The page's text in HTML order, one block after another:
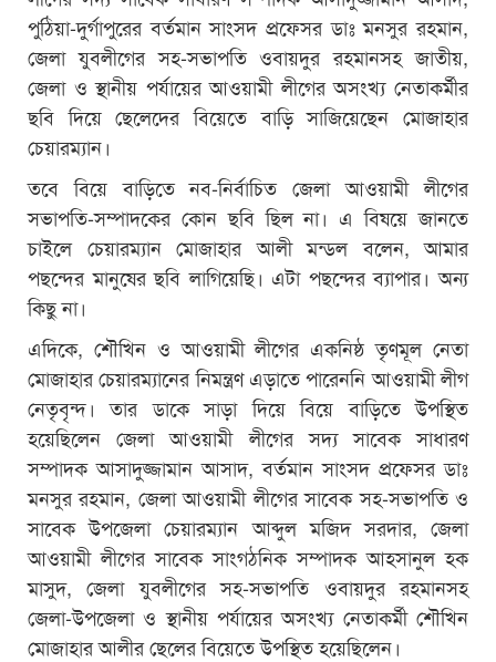
পুঠিয়া-দুর্গাপুরের বর্তমান সাংসদ প্রফেসর ডাঃ মনসুর রহমান,
জেলা যুবলীগের সহ-সভাপতি ওবায়দুর রহমানসহ জাতীয়,
জেলা ও স্থানীয় পর্যায়ের আওয়ামী লীগের অসংখ্য নেতাকর্মীর
ছবি দিয়ে ছেলেদের বিয়েতে বাড়ি সাজিয়েছেন মোজাহার
চেয়ারম্যান।
তবে বিয়ে বাড়িতে নব-নির্বাচিত জেলা আওয়ামী লীগের
সভাপতি-সম্পাদকের কোন ছবি ছিল না। এ বিষয়ে জানতে
চাইলে চেয়ারম্যান মোজাহার আলী মন্ডল বলেন, আমার
পছন্দের মানুষের ছবি লাগিয়েছি। এটা পছন্দের ব্যাপার। অন্য
কিছু না।
এদিকে, শৌখিন ও আওয়ামী লীগের একনিষ্ঠ তৃণমূল নেতা
মোজাহার চেয়ারম্যানের নিমন্ত্রণ এড়াতে পারেননি আওয়ামী লীগ
নেতৃবৃন্দ। তার ডাকে সাড়া দিয়ে বিয়ে বাড়িতে উপস্থিত
হয়েছিলেন জেলা আওয়ামী লীগের সদ্য সাবেক সাধারণ
সম্পাদক আসাদুজ্জামান আসাদ, বর্তমান সাংসদ প্রফেসর ডাঃ
মনসুর রহমান, জেলা আওয়ামী লীগের সাবেক সহ-সভাপতি ও
সাবেক উপজেলা চেয়ারম্যান আব্দুল মজিদ সরদার, জেলা
আওয়ামী লীগের সাবেক সাংগঠনিক সম্পাদক আহসানুল হক
মাসুদ, জেলা যুবলীগের সহ-সভাপতি ওবায়দুর রহমানসহ
জেলা-উপজেলা ও স্থানীয় পর্যায়ের অসংখ্য নেতাকর্মী শৌখিন
মোজাহার আলীর ছেলের বিয়েতে উপস্থিত হয়েছিলেন।